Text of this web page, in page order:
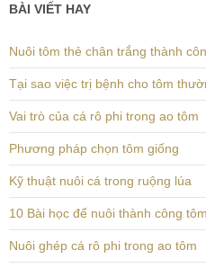
BÀI VIẾT HAY
Nuôi tôm thẻ chân trắng thành
Tại sao việc trị bệnh cho tôm
Vai trò của cá rô phi trong ao tôm
Phương pháp chọn tôm giống
Kỹ thuật nuôi cá trong ruộng lúa
10 Bài học để nuôi thành công
Nuôi ghép cá rô phi trong ao tôm